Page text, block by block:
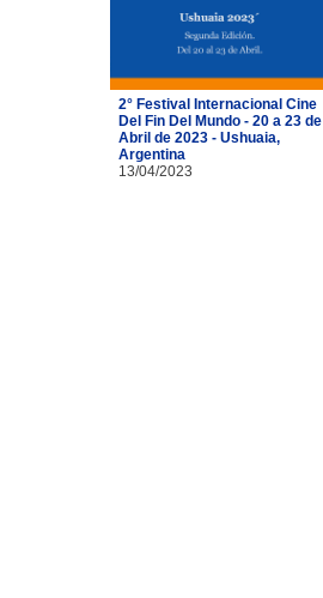
2° Festival Internacional Cine
Del Fin Del Mundo - 20 a 23 de
Abril de 2023 - Ushuaia,
Argentina
13/04/2023